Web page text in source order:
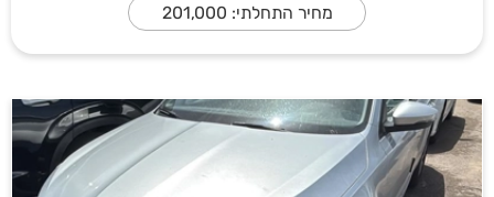
מחיר התחלתי: 201,000